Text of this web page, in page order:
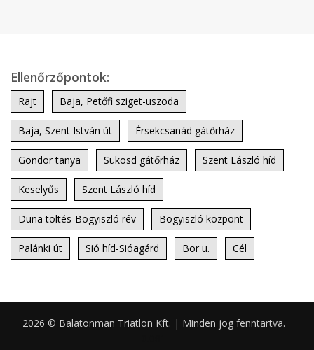
Ellenőrzőpontok:
Rajt Baja, Petőfi sziget-uszoda
Baja, Szent István út Érsekcsanád gátőrház
Göndör tanya Sükösd gátőrház Szent László híd
Keselyűs Szent László híd
Duna töltés-Bogyiszló rév Bogyiszló központ
Palánki út Sió híd-Sióagárd Bor u. Cél
2026 © Balatonman Triatlon Kft. | Minden jog fenntartva.